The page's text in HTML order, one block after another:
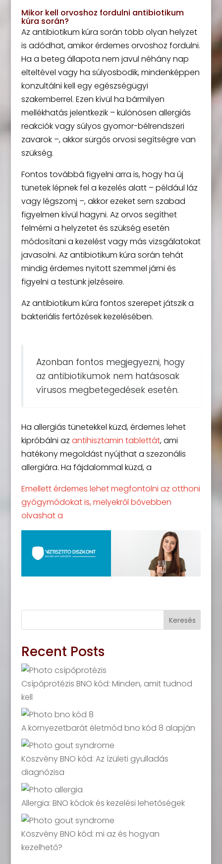
Mikor kell orvoshoz fordulni antibiotikum
kúra során?
Az antibiotikum kúra során több olyan helyzet
is adódhat, amikor érdemes orvoshoz fordulni.
Ha a beteg állapota nem javul néhány nap
elteltével vagy ha súlyosbodik, mindenképpen
konzultálni kell egy egészségügyi
szakemberrel. Ezen kívül ha bármilyen
mellékhatás jelentkezik – különösen allergiás
reakciók vagy súlyos gyomor-bélrendszeri
zavarok –, akkor sürgős orvosi segítségre van
szükség.
Fontos továbbá figyelni arra is, hogy ha új
tünetek lépnek fel a kezelés alatt – például láz
vagy légszomj –, akkor ezeket sem szabad
figyelmen kívül hagyni. Az orvos segíthet
felmérni a helyzetet és szükség esetén
módosítani a kezelést vagy más vizsgálatokat
javasolni. Az antibiotikum kúra során tehát
mindig érdemes nyitott szemmel járni és
figyelni a testünk jelzéseire.
Az antibiotikum kúra fontos szerepet játszik a
bakteriális fertőzések kezelésében.
Azonban fontos megjegyezni, hogy
az antibiotikumok nem hatásosak
vírusos megbetegedések esetén.
Ha allergiás tünetekkel küzd, érdemes lehet
kipróbálni az antihisztamin tablettát, ami
hatékony megoldást nyújthat a szezonális
allergiára. Ha fájdalommal küzd, a
Emellett érdemes lehet megfontolni az otthoni
gyógymódokat is, melyekről bővebben
olvashat a
Keresés
Recent Posts
Csípőprotézis BNO kód: Minden, amit tudnod
kell
A környezetbarát életmód bno kód 8 alapján
Köszvény BNO kód: Az ízületi gyulladás
diagnózisa
Allergia: BNO kódok és kezelési lehetőségek
Köszvény BNO kód: mi az és hogyan
kezelhető?